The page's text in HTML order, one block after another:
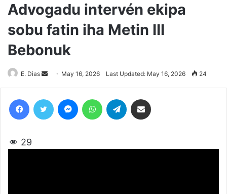
Advogadu intervén ekipa
sobu fatin iha Metin III
Bebonuk
E. Dias
Send
an
May 16, 2026 Last Updated: May 16, 2026 24
29